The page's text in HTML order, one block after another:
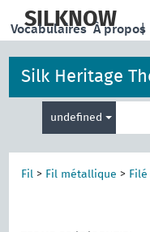
main
SILKNOW |
Vocabulaires À propos
Silk Heritage
undefined
de
Fil > Fil métallique >